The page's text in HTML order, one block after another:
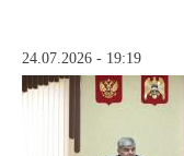
24.07.2026 - 19:19